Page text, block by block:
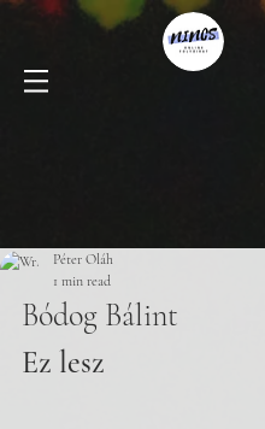
Péter Oláh
1 min read
Bódog Bálint
Ez lesz